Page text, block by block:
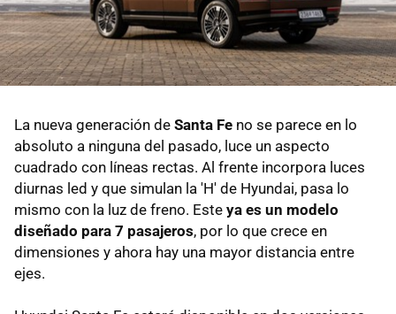
La nueva generación de Santa Fe no se parece en lo
absoluto a ninguna del pasado, luce un aspecto
cuadrado con líneas rectas. Al frente incorpora luces
diurnas led y que simulan la 'H' de Hyundai, pasa lo
mismo con la luz de freno. Este ya es un modelo
diseñado para 7 pasajeros, por lo que crece en
dimensiones y ahora hay una mayor distancia entre
ejes.